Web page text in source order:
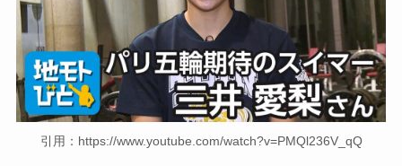
引用：https://www.youtube.com/watch?v=PMQl236V_qQ